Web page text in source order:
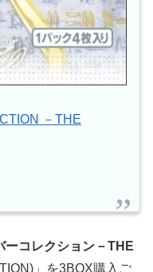
－THE
ーコレクション－THE
」を3BOX購入ご